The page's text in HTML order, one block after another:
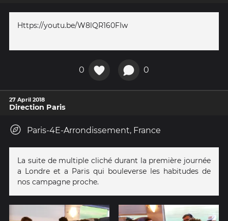
Https://youtu.be/W8lQR160FIw
0 0
27 April 2018
Direction Paris
Paris-4E-Arrondissement, France
La suite de multiple cliché durant la première journée
a Londre et a Paris qui bouleverse les habitudes de
nos campagne proche.